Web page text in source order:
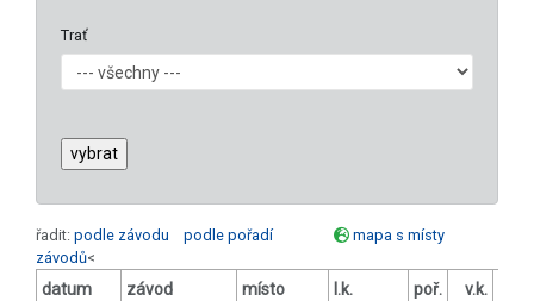
Trať
řadit: podle závodu podle pořadí
mapa s místy
závodů<
datum závod místo l.k. poř. v.k.